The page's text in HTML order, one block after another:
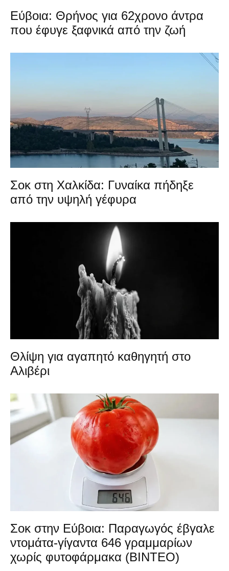
Εύβοια: Θρήνος για 62χρονο άντρα
που έφυγε ξαφνικά από την ζωή
Σοκ στη Χαλκίδα: Γυναίκα πήδηξε
από την υψηλή γέφυρα
Θλίψη για αγαπητό καθηγητή στο
Αλιβέρι
Σοκ στην Εύβοια: Παραγωγός έβγαλε
ντομάτα-γίγαντα 646 γραμμαρίων
χωρίς φυτοφάρμακα (ΒΙΝΤΕΟ)